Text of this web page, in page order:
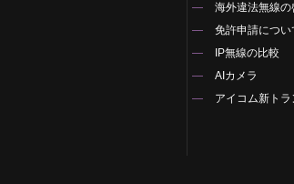
海外違法無線の
免許申請につい
IP無線の比較
AIカメラ
アイコム新ト